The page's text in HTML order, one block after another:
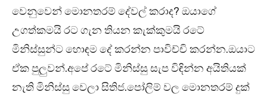
වෙනුවෙන් මොනතරම් දේවල් කරාද? ඔයාගේ
උගත්කමයි රට ගැන තියන කැක්කුමයි රටේ
මිනිස්සුන්ට හොඳම දේ කරන්න පාවිච්චි කරන්න.ඔයාට
ඒක පුලුවන්.අපේ රටේ මිනිස්සු සැප විඳින්න අයිතියක්
නැති මිනිස්සු වෙලා සිතිජ.පෝලිම් වල මොනතරම් දුක්